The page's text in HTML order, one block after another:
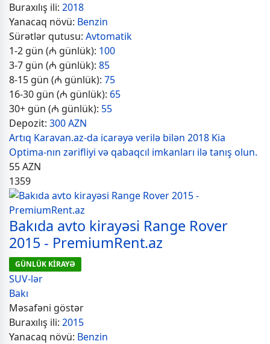
Buraxılış ili: 2018
Yanacaq növü: Benzin
Sürətlər qutusu: Avtomatik
1-2 gün (₼ günlük): 100
3-7 gün (₼ günlük): 85
8-15 gün (₼ günlük): 75
16-30 gün (₼ günlük): 65
30+ gün (₼ günlük): 55
Depozit: 300 AZN
Artıq Karavan.az-da icarəyə verilə bilən 2018 Kia
Optima-nın zərifliyi və qabaqcıl imkanları ilə tanış olun.
55AZN
1359
Bakıda avto kirayəsi Range Rover
2015 - PremiumRent.az
GÜNLÜK KİRAYƏ
SUV-lər
Bakı
Məsafəni göstər
Buraxılış ili: 2015
Yanacaq növü: Benzin